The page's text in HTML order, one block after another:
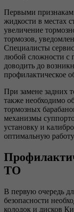
Первыми
жидкости в местах
увеличение
тормозов,
Специалисты
любой сложности с
доводить до
профилактическое
При замене задних
также необходимо
тормозных
механизмы
установку и
оптимальную
ТО
В первую очередь
безопасности
колодок и дисков